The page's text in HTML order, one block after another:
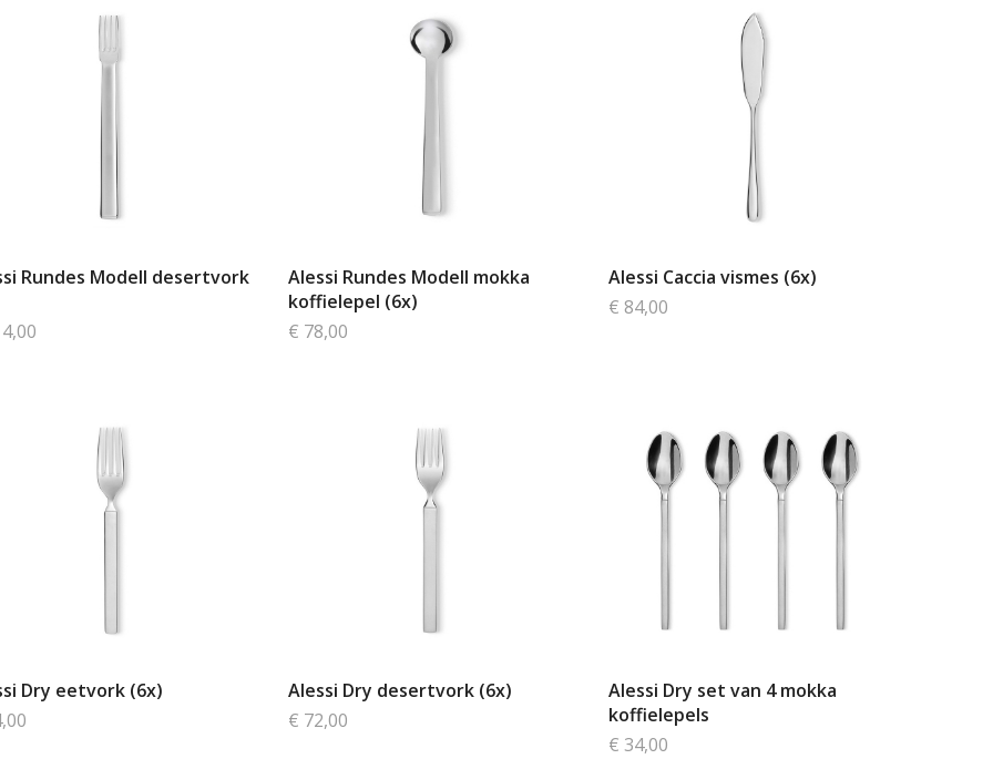
Rundes Modell desertvork
Alessi Rundes Modell mokka
koffielepel (6x)
€ 78,00
Alessi Caccia vismes (6x)
€ 84,00
Dry eetvork (6x)
Alessi Dry desertvork (6x)
€ 72,00
Alessi Dry set van 4 mokka
koffielepels
€ 34,00